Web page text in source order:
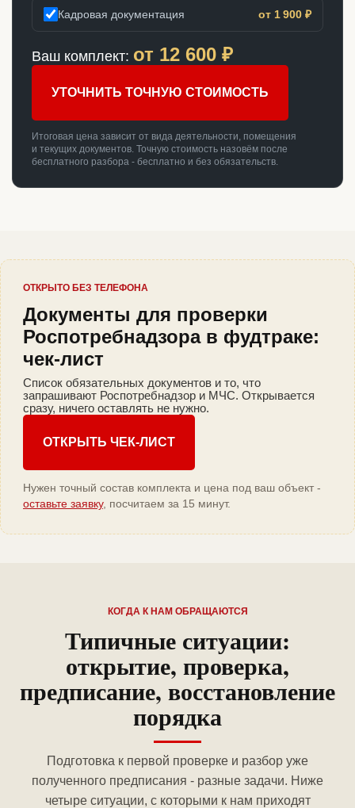
Кадровая документация от 1 900 ₽
Ваш комплект: от 12 600 ₽
УТОЧНИТЬ ТОЧНУЮ СТОИМОСТЬ
Итоговая цена зависит от вида деятельности, помещения
и текущих документов. Точную стоимость назовём после
бесплатного разбора - бесплатно и без обязательств.
ОТКРЫТО БЕЗ ТЕЛЕФОНА
Документы для проверки
Роспотребнадзора в фудтраке:
чек-лист
Список обязательных документов и то, что
запрашивают Роспотребнадзор и МЧС. Открывается
сразу, ничего оставлять не нужно.
ОТКРЫТЬ ЧЕК-ЛИСТ
Нужен точный состав комплекта и цена под ваш объект -
оставьте заявку, посчитаем за 15 минут.
КОГДА К НАМ ОБРАЩАЮТСЯ
Типичные ситуации:
открытие, проверка,
предписание, восстановление
порядка
Подготовка к первой проверке и разбор уже
полученного предписания - разные задачи. Ниже
четыре ситуации, с которыми к нам приходят